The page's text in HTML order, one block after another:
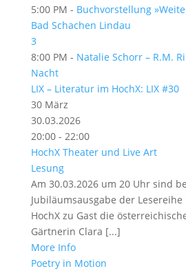
5:00 PM - Buchvorstellung
Bad Schachen Lindau
3
8:00 PM - Natalie Schorr – R.M.
Nacht
LIX – Literatur im HochX: LIX #30
30 März
30.03.2026
20:00 - 22:00
HochX Theater und Live Art
Lesung
Am 30.03.2026 um 20 Uhr sind
Jubiläumsausgabe der Lesereihe
HochX zu Gast die
Gärtnerin Clara [...]
More Info
Poetry in Motion